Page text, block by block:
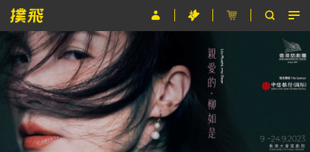
節目
主辦單位
關於撲飛
條款及細則